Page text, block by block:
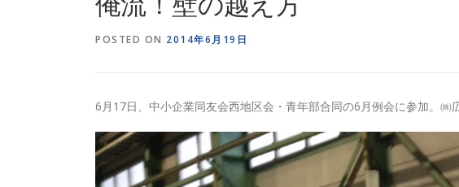
POSTED ON 2014年6月19日
6月17日、中小企業同友会西地区会・青年部合同の6月例会に参加。㈱